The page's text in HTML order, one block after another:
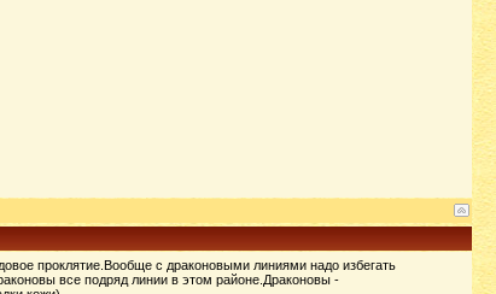
проклятие.Вообще с драконовыми линиями надо избегать
все подряд линии в этом районе.Драконовы -